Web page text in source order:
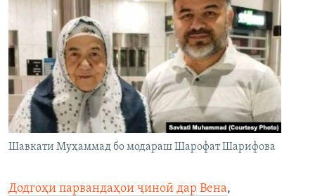
Шавкати Муҳаммад бо модараш Шарофат Шарифова
Додгоҳи парвандаҳои ҷиноӣ дар Вена,